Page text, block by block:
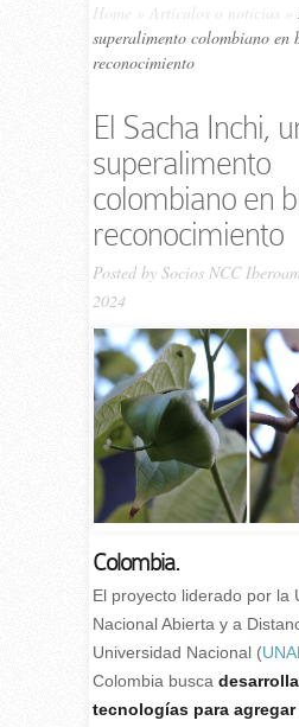
Home Artículos o noticias
superalimento colombiano en
reconocimiento
El Sacha Inchi,
superalimento
colombiano en
reconocimiento
Posted by Socios NCC
2024
Colombia.
El proyecto liderado por la
Nacional Abierta y a
Universidad Nacional (
Colombia busca
tecnologías para agregar